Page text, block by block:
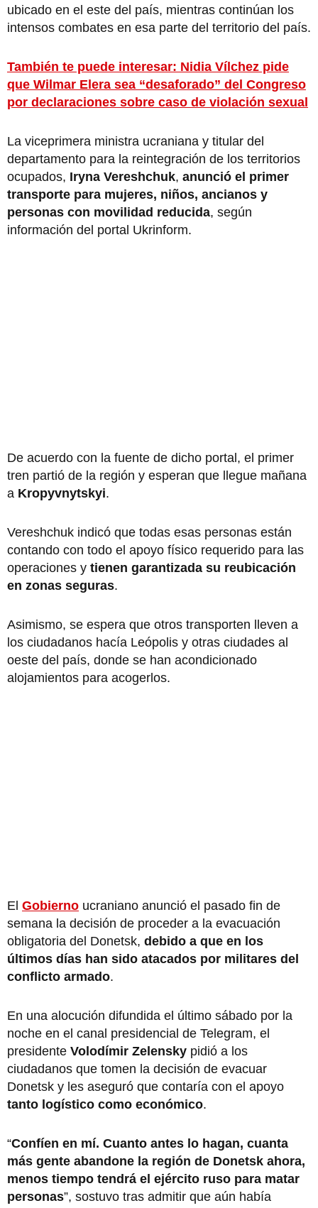
ubicado en el este del país, mientras continúan los
intensos combates en esa parte del territorio del país.
También te puede interesar: Nidia Vílchez pide
que Wilmar Elera sea “desaforado” del Congreso
por declaraciones sobre caso de violación sexual
La viceprimera ministra ucraniana y titular del
departamento para la reintegración de los territorios
ocupados, Iryna Vereshchuk, anunció el primer
transporte para mujeres, niños, ancianos y
personas con movilidad reducida, según
información del portal Ukrinform.
De acuerdo con la fuente de dicho portal, el primer
tren partió de la región y esperan que llegue mañana
a Kropyvnytskyi.
Vereshchuk indicó que todas esas personas están
contando con todo el apoyo físico requerido para las
operaciones y tienen garantizada su reubicación
en zonas seguras.
Asimismo, se espera que otros transporten lleven a
los ciudadanos hacía Leópolis y otras ciudades al
oeste del país, donde se han acondicionado
alojamientos para acogerlos.
El Gobierno ucraniano anunció el pasado fin de
semana la decisión de proceder a la evacuación
obligatoria del Donetsk, debido a que en los
últimos días han sido atacados por militares del
conflicto armado.
En una alocución difundida el último sábado por la
noche en el canal presidencial de Telegram, el
presidente Volodímir Zelensky pidió a los
ciudadanos que tomen la decisión de evacuar
Donetsk y les aseguró que contaría con el apoyo
tanto logístico como económico.
“Confíen en mí. Cuanto antes lo hagan, cuanta
más gente abandone la región de Donetsk ahora,
menos tiempo tendrá el ejército ruso para matar
personas”, sostuvo tras admitir que aún había